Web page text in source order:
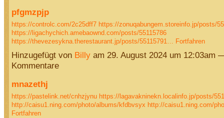
pfgmzpjp
https://controlc.com/2c25dff7 https://zonuqabungem.storeinfo.jp/posts/
https://ligachychich.amebaownd.com/posts/55115786
https://thevezesykna.therestaurant.jp/posts/55115791… Fortfahren
Hinzugefügt von Billyam 29. August 2024 um 12:03am
Kommentare
mnazethj
https://pastelink.net/cnhzjynu https://lagavakninekn.localinfo.jp/posts/
http://caisu1.ning.com/photo/albums/kfdbvsyx http://caisu1.ning.com/
Fortfahren